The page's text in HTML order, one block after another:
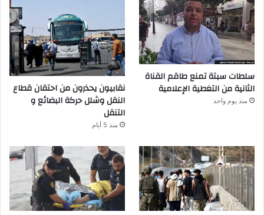
سلطات سبتة تمنع طاقم القناة
الثانية من التغطية الإعلامية
منذ يوم واحد
نقابيون يحذرون من احتقان قطاع
النقل وشلل حركة البضائع و
التنقل
منذ 5 أيام